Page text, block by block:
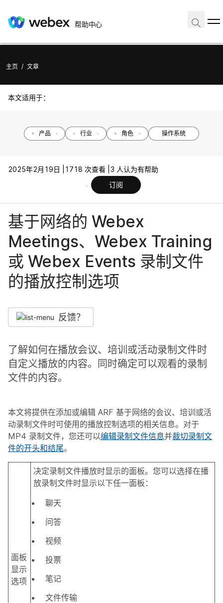
帮助中心
主页 / 文章
本文适用于：
产品 行业 角色 操作系统
2025年2月19日 | 1718 次查看 | 3 人认为有帮助
订阅
基于网络的 Webex
Meetings、Webex Training
或 Webex Events 录制文件
的播放控制选项
反馈？
了解如何在播放会议、培训或活动录制文件时
自定义播放的内容。同时确定可以观看的录制
文件的内容。
本文将提供在添加或编辑 ARF 基于网络的会议、培训或活
动录制文件时可使用的播放控制选项的相关信息。对于
MP4 录制文件，您还可以编辑录制文件信息并裁切录制文
件的开头和结尾。
面板
显示
选项
决定录制文件播放时显示的面板。您可以选择在播
放录制文件时显示以下任一面板：
聊天
问答
视频
投票
笔记
文件传输